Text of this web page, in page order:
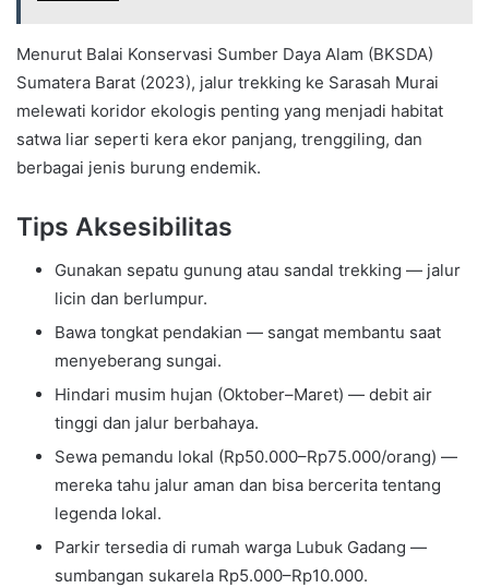
Menurut Balai Konservasi Sumber Daya Alam (BKSDA)
Sumatera Barat (2023), jalur trekking ke Sarasah Murai
melewati koridor ekologis penting yang menjadi habitat
satwa liar seperti kera ekor panjang, trenggiling, dan
berbagai jenis burung endemik.
Tips Aksesibilitas
Gunakan sepatu gunung atau sandal trekking — jalur
licin dan berlumpur.
Bawa tongkat pendakian — sangat membantu saat
menyeberang sungai.
Hindari musim hujan (Oktober–Maret) — debit air
tinggi dan jalur berbahaya.
Sewa pemandu lokal (Rp50.000–Rp75.000/orang) —
mereka tahu jalur aman dan bisa bercerita tentang
legenda lokal.
Parkir tersedia di rumah warga Lubuk Gadang —
sumbangan sukarela Rp5.000–Rp10.000.